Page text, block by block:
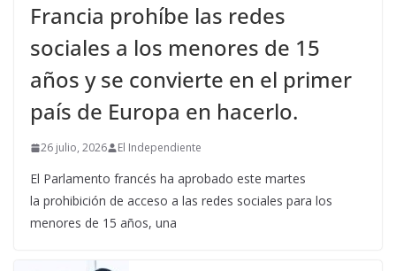
Francia prohíbe las redes
sociales a los menores de 15
años y se convierte en el primer
país de Europa en hacerlo.
26 julio, 2026 El Independiente
El Parlamento francés ha aprobado este martes
la prohibición de acceso a las redes sociales para los
menores de 15 años, una